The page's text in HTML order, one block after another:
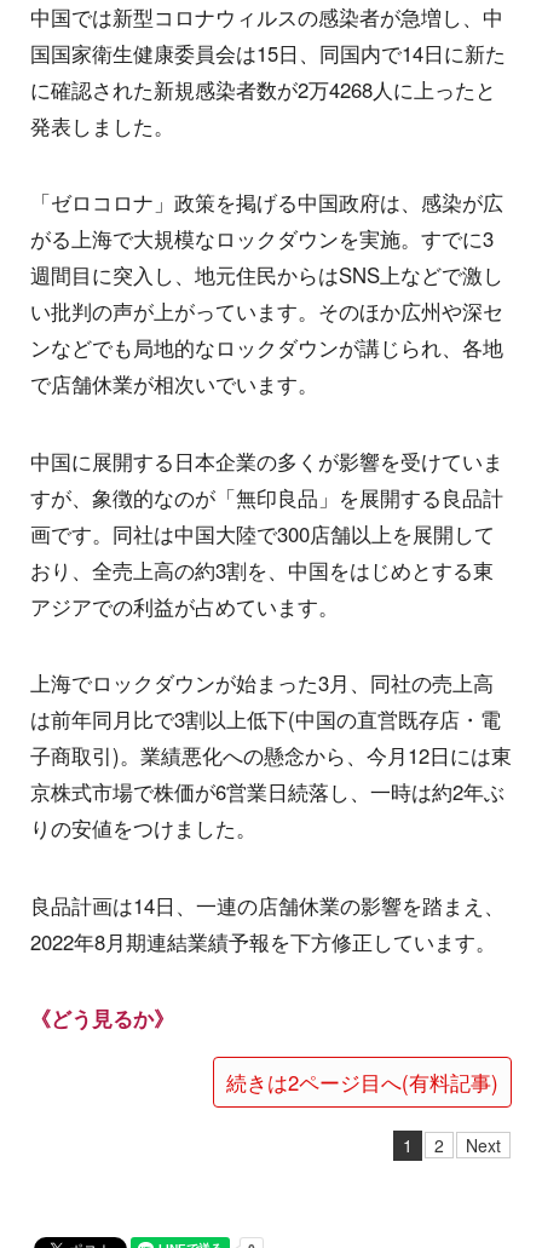
中国では新型コロナウィルスの感染者が急増し、中
国国家衛生健康委員会は15日、同国内で14日に新た
に確認された新規感染者数が2万4268人に上ったと
発表しました。
「ゼロコロナ」政策を掲げる中国政府は、感染が広
がる上海で大規模なロックダウンを実施。すでに3
週間目に突入し、地元住民からはSNS上などで激し
い批判の声が上がっています。そのほか広州や深セ
ンなどでも局地的なロックダウンが講じられ、各地
で店舗休業が相次いでいます。
中国に展開する日本企業の多くが影響を受けていま
すが、象徴的なのが「無印良品」を展開する良品計
画です。同社は中国大陸で300店舗以上を展開して
おり、全売上高の約3割を、中国をはじめとする東
アジアでの利益が占めています。
上海でロックダウンが始まった3月、同社の売上高
は前年同月比で3割以上低下(中国の直営既存店・電
子商取引)。業績悪化への懸念から、今月12日には東
京株式市場で株価が6営業日続落し、一時は約2年ぶ
りの安値をつけました。
良品計画は14日、一連の店舗休業の影響を踏まえ、
2022年8月期連結業績予報を下方修正しています。
《どう見るか》
続きは2ページ目へ(有料記事)
1 2 Next